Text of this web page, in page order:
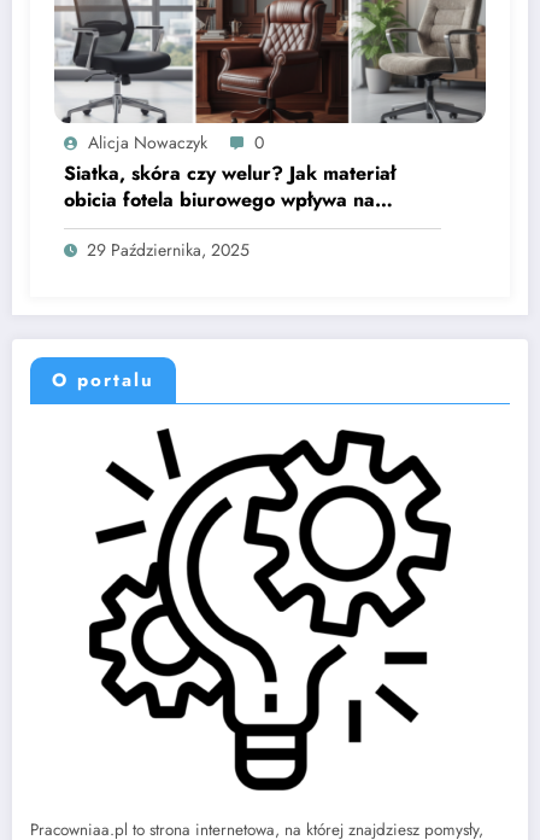
Alicja Nowaczyk 0
Siatka, skóra czy welur? Jak materiał
obicia fotela biurowego wpływa na
mikroklimat i trwałość siedzenia
29 Października, 2025
O portalu
Pracowniaa.pl to strona internetowa, na której znajdziesz pomysły,